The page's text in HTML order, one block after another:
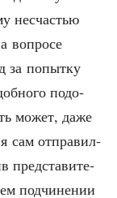
несча­стью
вопро­се
за попыт­ку
подо­
может, даже
сам отпра­вил­
пред­ста­ви­те­
под­чи­не­нии